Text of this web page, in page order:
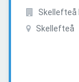
Skellefteå
Skellefteå